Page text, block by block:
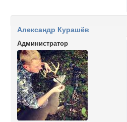
Александр Курашёв
Администратор